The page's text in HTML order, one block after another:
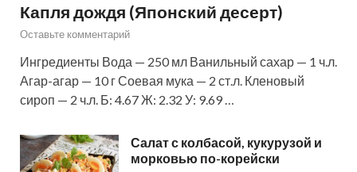
Капля дождя (Японский десерт)
Оставьте комментарий
Ингредиенты Вода — 250 мл Ванильный сахар — 1 ч.л.
Агар-агар — 10 г Соевая мука — 2 ст.л. Кленовый
сироп — 2 ч.л. Б: 4.67 Ж: 2.32 У: 9.69 …
Салат с колбасой, кукурузой и
морковью по-корейски